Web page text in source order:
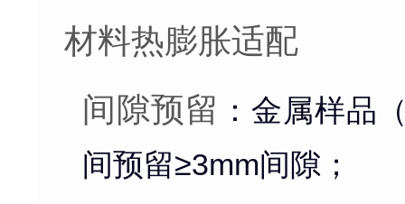
材料热膨胀适配
间隙预留 ：金属样品
间预留≥3mm间隙；